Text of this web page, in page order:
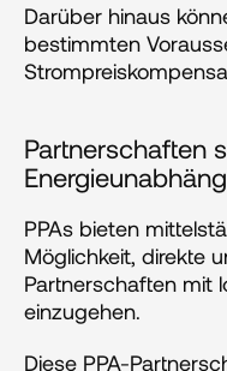
Darüber hinaus
bestimmten
Partnerschaften
PPAs bieten
Möglichkeit, direkte
Partnerschaften mit
einzugehen.
Diese PPA-